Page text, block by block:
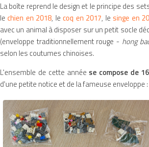
La boîte reprend le design et le principe des
lechien en 2018, lecoq en 2017, lesinge en
avec un animal à disposer sur un petit socle
(enveloppe traditionnellement rouge - hong
selon les coutumes chinoises.
L'ensemble de cette année se compose de
d'une petite notice et de la fameuse enveloppe :